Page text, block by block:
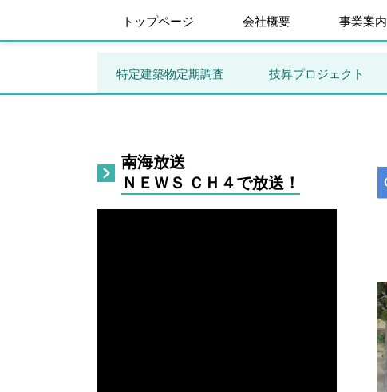
トップページ 会社概要 事業案内
特定建築物定期調査 技昇プロジェクト
南海放送
ＮＥＷＳ ＣＨ４で放送！